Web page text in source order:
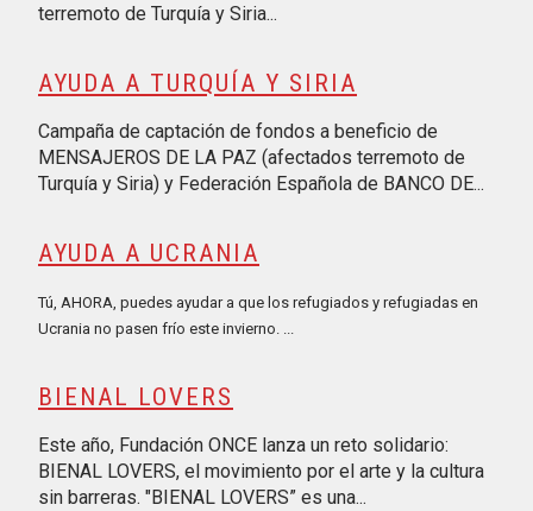
terremoto de Turquía y Siria...
AYUDA A TURQUÍA Y SIRIA
Campaña de captación de fondos a beneficio de
MENSAJEROS DE LA PAZ (afectados terremoto de
Turquía y Siria) y Federación Española de BANCO DE...
AYUDA A UCRANIA
Tú, AHORA, puedes ayudar a que los refugiados y refugiadas en
Ucrania no pasen frío este invierno. ...
BIENAL LOVERS
Este año, Fundación ONCE lanza un reto solidario:
BIENAL LOVERS, el movimiento por el arte y la cultura
sin barreras. "BIENAL LOVERS” es una...